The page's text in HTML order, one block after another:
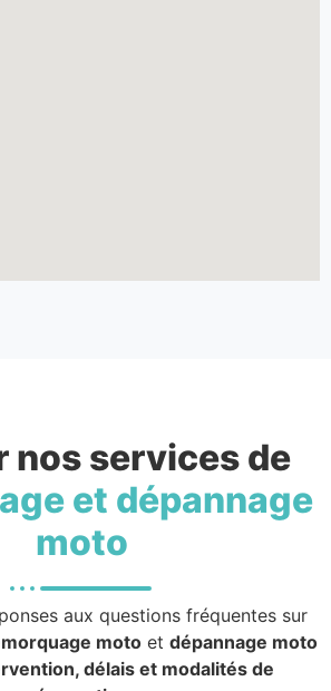
nos services de
et dépannage
moto
aux questions fréquentes sur
moto et dépannage moto
délais et modalités de